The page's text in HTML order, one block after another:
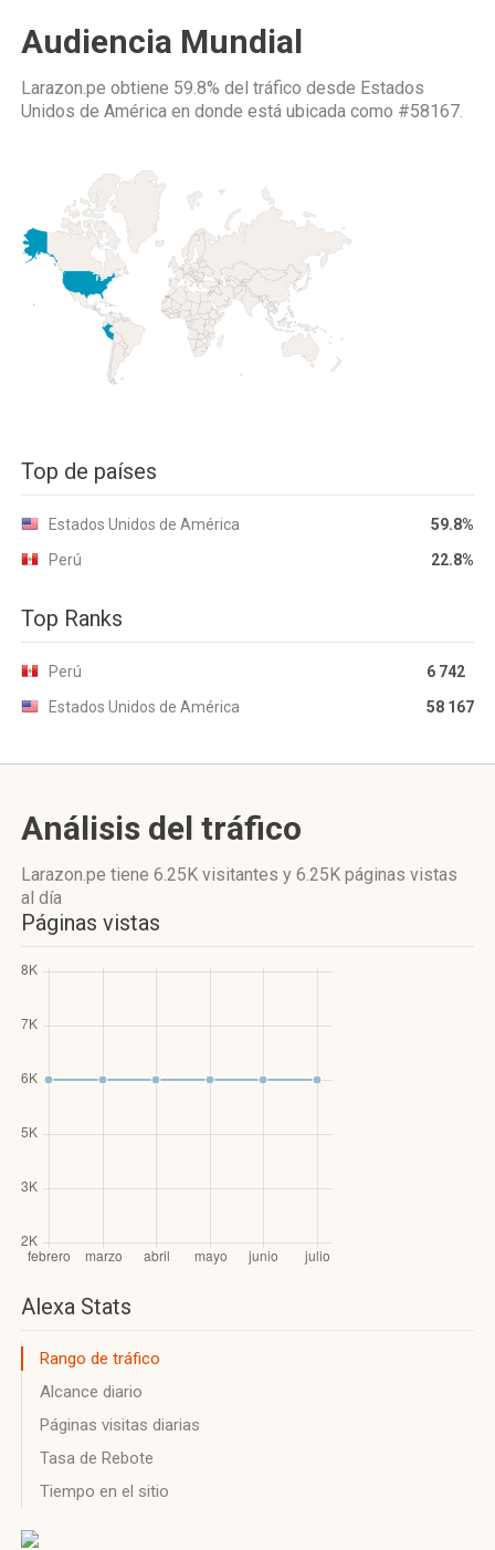
Audiencia Mundial
Larazon.pe obtiene 59.8% del tráfico desde Estados
Unidos de América en donde está ubicada como #58167.
Top de países
Estados Unidos de América
59.8%
Perú
22.8%
Top Ranks
Perú
6 742
Estados Unidos de América
58 167
Análisis del tráfico
Larazon.pe tiene 6.25K visitantes y 6.25K páginas vistas
al día
Páginas vistas
Alexa Stats
Rango de tráfico
Alcance diario
Páginas visitas diarias
Tasa de Rebote
Tiempo en el sitio